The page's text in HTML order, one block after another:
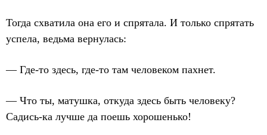
Тогда схватила она его и спрятала. И только спрятать
успела, ведьма вернулась:
— Где-то здесь, где-то там человеком пахнет.
— Что ты, матушка, откуда здесь быть человеку?
Садись-ка лучше да поешь хорошенько!